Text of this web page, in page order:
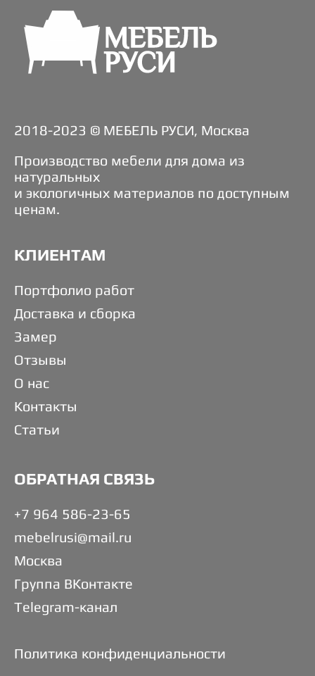
2018-2023 © МЕБЕЛЬ РУСИ, Москва
Производство мебели для дома из
натуральных
и экологичных материалов по доступным
ценам.
КЛИЕНТАМ
Портфолио работ
Доставка и сборка
Замер
Отзывы
О нас
Контакты
Статьи
ОБРАТНАЯ СВЯЗЬ
+7 964 586-23-65
mebelrusi@mail.ru
Москва
Группа ВКонтакте
Telegram-канал
Политика конфиденциальности